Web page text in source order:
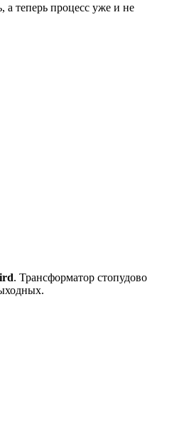
а теперь процесс уже и не
. Трансформатор стопудово